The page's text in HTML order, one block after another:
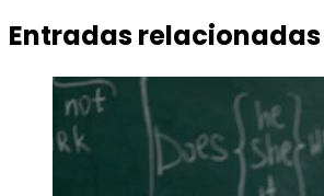
Entradas relacionadas